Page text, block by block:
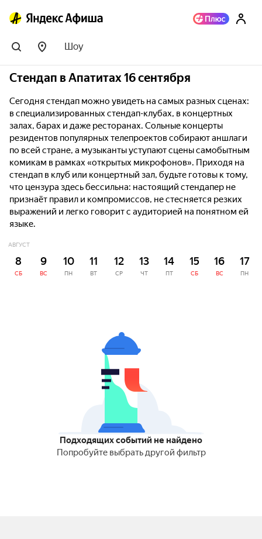
Шоу
Стендап в Апатитах 16 сентября
Сегодня стендап можно увидеть на самых разных сценах:
в специализированных стендап-клубах, в концертных
залах, барах и даже ресторанах. Сольные концерты
резидентов популярных телепроектов собирают аншлаги
по всей стране, а музыканты уступают сцены самобытным
комикам в рамках «открытых микрофонов». Приходя на
стендап в клуб или концертный зал, будьте готовы к тому,
что цензура здесь бессильна: настоящий стендапер не
признаёт правил и компромиссов, не стесняется резких
выражений и легко говорит с аудиторией на понятном ей
языке.
АВГУСТ
8
СБ
9
ВС
10
ПН
11
ВТ
12
СР
13
ЧТ
14
ПТ
15
СБ
16
ВС
17
ПН
Подходящих событий не найдено
Попробуйте выбрать другой фильтр